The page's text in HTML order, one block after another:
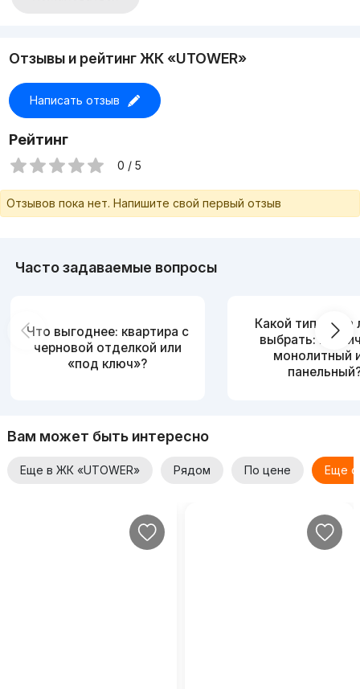
Отзывы и рейтинг ЖК «UTOWER»
Написать отзыв
Рейтинг
0 / 5
Отзывов пока нет. Напишите свой первый отзыв
Часто задаваемые вопросы
Что выгоднее: квартира с
черновой отделкой или
«под ключ»?
Какой тип дома
выбрать:
монолитный
Вам может быть интересно
Еще в ЖК «UTOWER» Рядом По цене Еще